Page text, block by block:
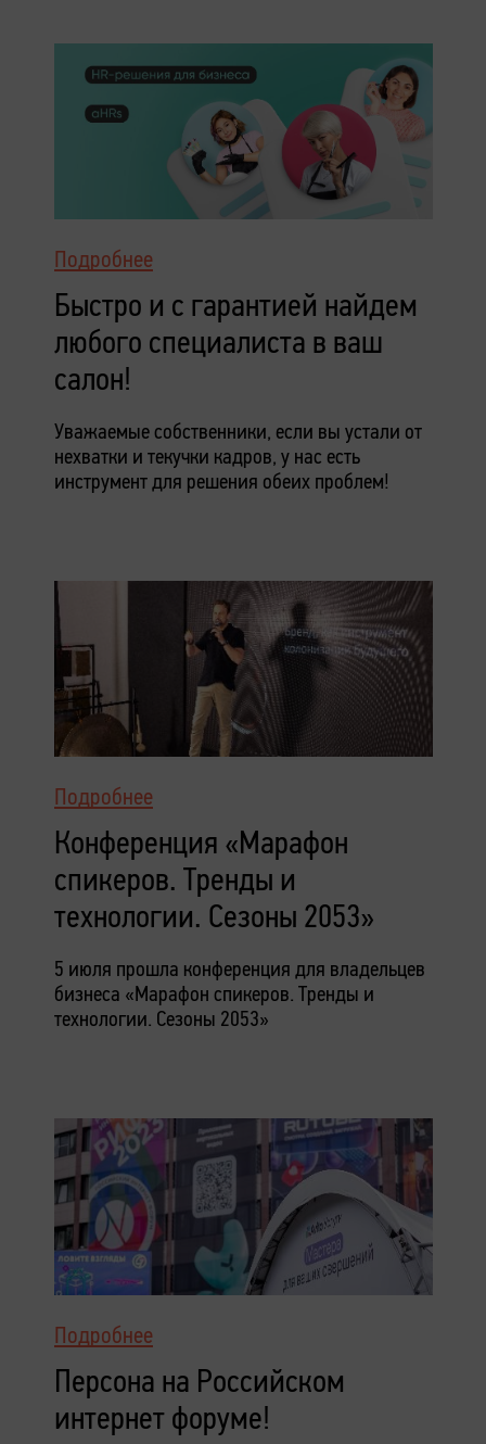
Подробнее
Быстро и с гарантией найдем
любого специалиста в ваш
салон!
Уважаемые собственники, если вы устали от
нехватки и текучки кадров, у нас есть
инструмент для решения обеих проблем!
Подробнее
Конференция «Марафон
спикеров. Тренды и
технологии. Сезоны 2053»
5 июля прошла конференция для владельцев
бизнеса «Марафон спикеров. Тренды и
технологии. Сезоны 2053»
Подробнее
Персона на Российском
интернет форуме!